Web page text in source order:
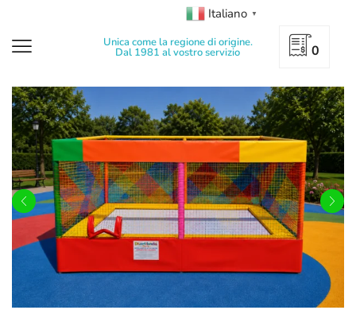
Italiano ▼
Unica come la regione di origine.
Dal 1981 al vostro servizio 0